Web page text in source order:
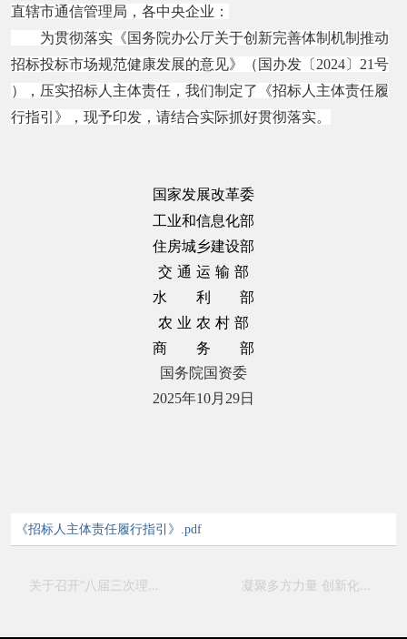
直辖市通信管理局，各中央企业：
为贯彻落实《国务院办公厅关于创新完善体制机制推动
招标投标市场规范健康发展的意见》（国办发〔2024〕21号
），压实招标人主体责任，我们制定了《招标人主体责任履
行指引》，现予印发，请结合实际抓好贯彻落实。
国家发展改革委
工业和信息化部
住房城乡建设部
交 通 运 输 部
水 利 部
农 业 农 村 部
商 务 部
国务院国资委
2025年10月29日
《招标人主体责任履行指引》.pdf